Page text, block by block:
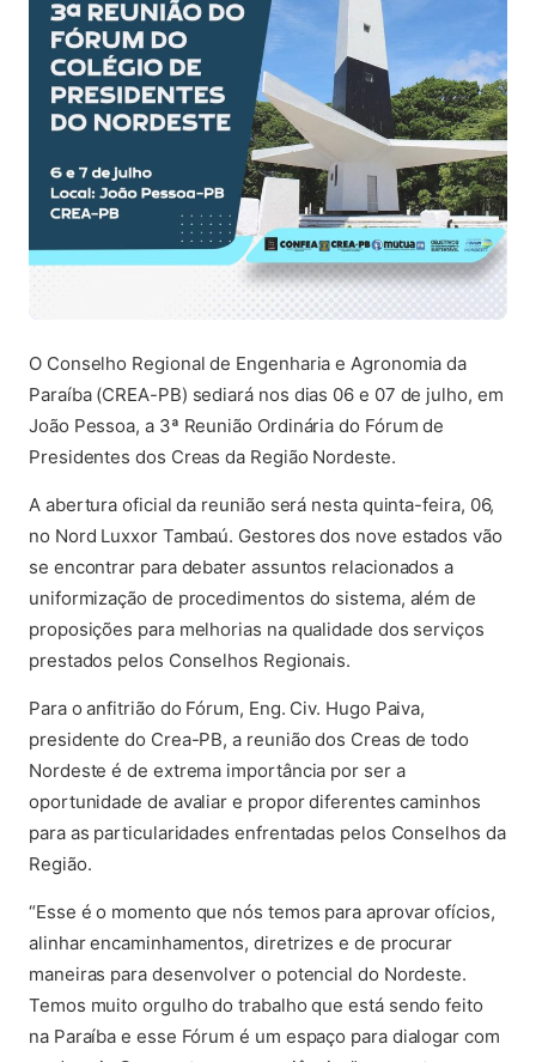
O Conselho Regional de Engenharia e Agronomia da
Paraíba (CREA-PB) sediará nos dias 06 e 07 de julho, em
João Pessoa, a 3ª Reunião Ordinária do Fórum de
Presidentes dos Creas da Região Nordeste.
A abertura oficial da reunião será nesta quinta-feira, 06,
no Nord Luxxor Tambaú. Gestores dos nove estados vão
se encontrar para debater assuntos relacionados a
uniformização de procedimentos do sistema, além de
proposições para melhorias na qualidade dos serviços
prestados pelos Conselhos Regionais.
Para o anfitrião do Fórum, Eng. Civ. Hugo Paiva,
presidente do Crea-PB, a reunião dos Creas de todo
Nordeste é de extrema importância por ser a
oportunidade de avaliar e propor diferentes caminhos
para as particularidades enfrentadas pelos Conselhos da
Região.
“Esse é o momento que nós temos para aprovar ofícios,
alinhar encaminhamentos, diretrizes e de procurar
maneiras para desenvolver o potencial do Nordeste.
Temos muito orgulho do trabalho que está sendo feito
na Paraíba e esse Fórum é um espaço para dialogar com